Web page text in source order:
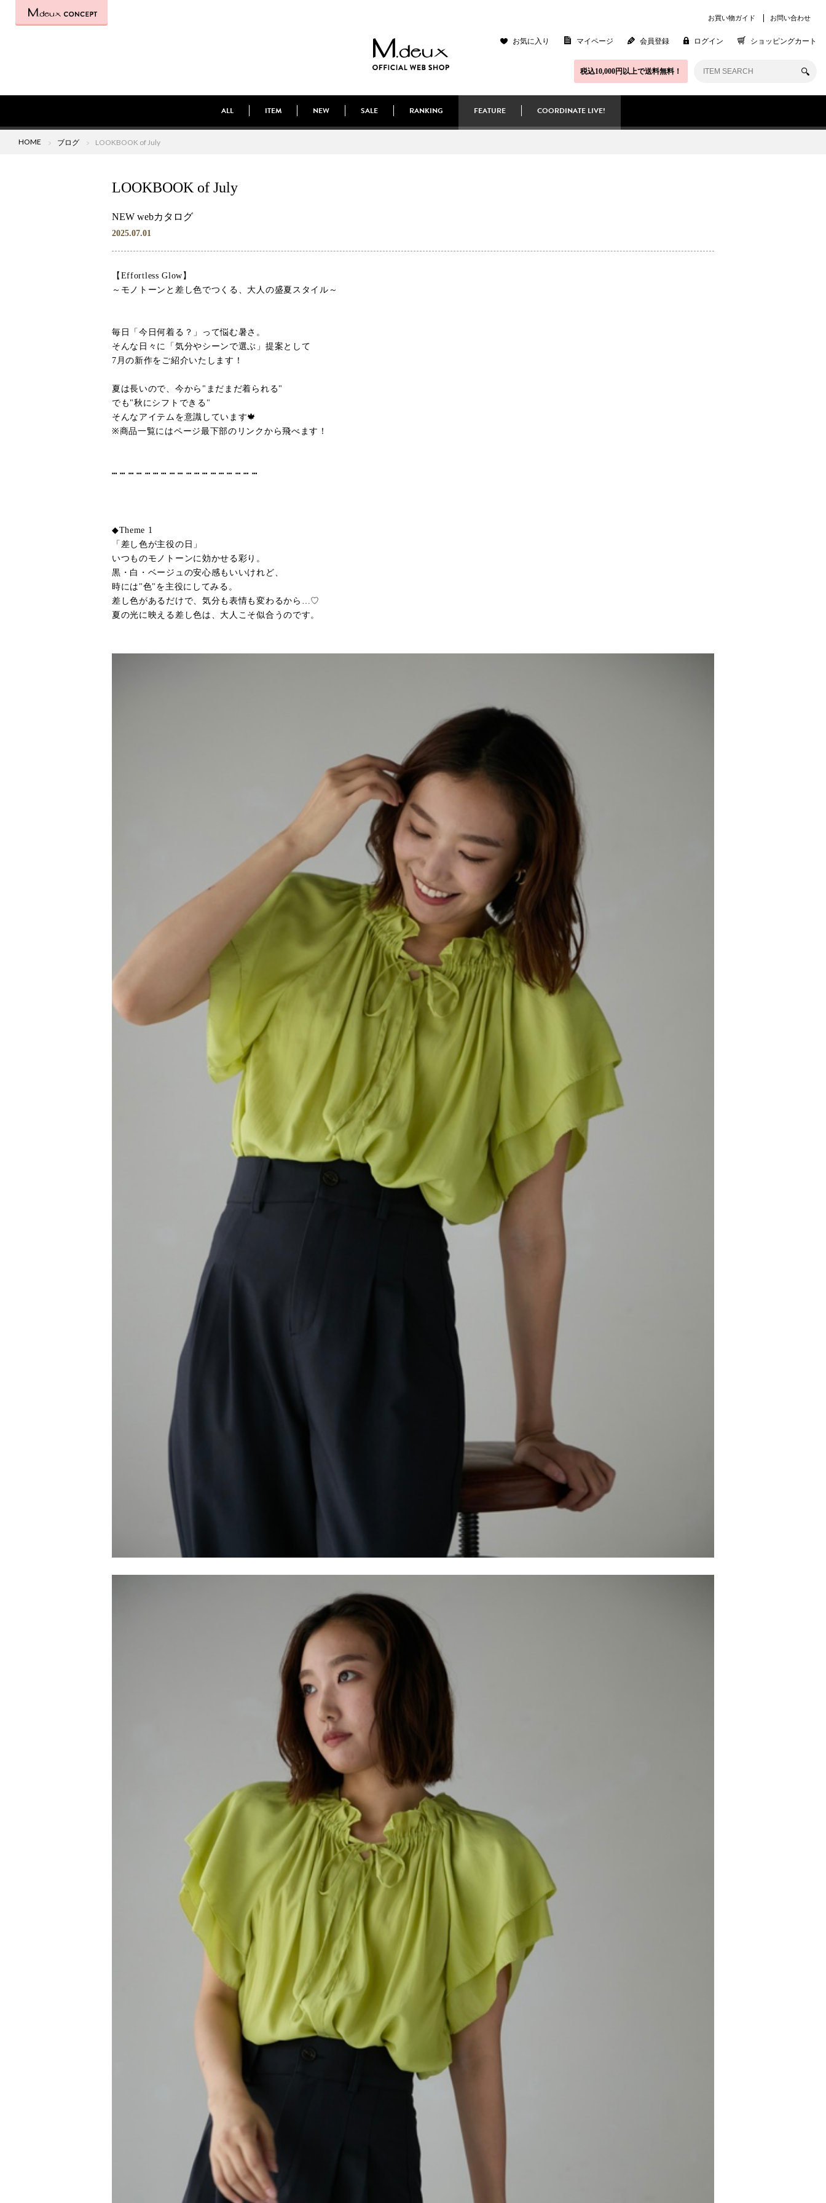
お買い物ガイド お問い合わせ
お気に入り マイページ 会員登録 ログイン ショッピングカート
税込10,000円以上で送料無料！
ALL ITEM NEW SALE RANKING FEATURE COORDINATE LIVE!
HOME ブログ LOOKBOOK of July
LOOKBOOK of July
NEW webカタログ
2025.07.01
【Effortless Glow】
～モノトーンと差し色でつくる、大人の盛夏スタイル～
毎日「今日何着る？」って悩む暑さ。
そんな日々に「気分やシーンで選ぶ」提案として
7月の新作をご紹介いたします！
夏は長いので、今から"まだまだ着られる"
でも"秋にシフトできる"
そんなアイテムを意識しています🍁
※商品一覧にはページ最下部のリンクから飛べます！
┅ ┅ ┅ ┅ ┅ ┅ ┅ ┅ ┅ ┅ ┅ ┅ ┅ ┅ ┅ ┅ ┅ ┅
◆Theme 1
「差し色が主役の日」
いつものモノトーンに効かせる彩り。
黒・白・ベージュの安心感もいいけれど、
時には"色"を主役にしてみる。
差し色があるだけで、気分も表情も変わるから…♡
夏の光に映える差し色は、大人こそ似合うのです。